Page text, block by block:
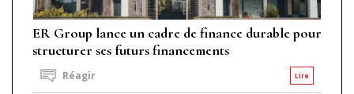
ER Group lance un cadre de finance durable pour
structurer ses futurs financements
Lire
Réagir